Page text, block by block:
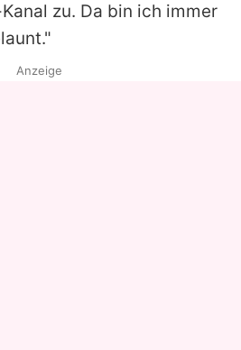
zu. Da bin ich immer
Anzeige